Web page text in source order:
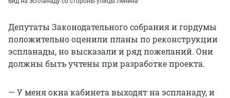
Депутаты Законодательного собрания и гордумы
положительно оценили планы по реконструкции
эспланады, но высказали и ряд пожеланий. Они
должны быть учтены при разработке проекта.
— У меня окна кабинета выходят на эспланаду, и